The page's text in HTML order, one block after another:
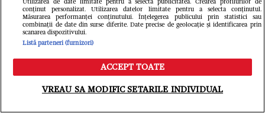
”De ce nu m-a luat Dumnezeu pe
mine?”. Mitică Dragomir, dezvăluiri
cutremurătoare despre moartea
fiului său cel mare
GSP.ro
Meniu Caută
conținut personalizat. Utilizarea datelor limitate pentru a selecta conținutul.
Măsurarea performanței conținutului. Înțelegerea publicului prin statistici sau
combinații de date din surse diferite. Date precise de geolocație și identificarea prin
scanarea dispozitivului.
Listă parteneri (furnizori)
ACCEPT TOATE
VREAU SA MODIFIC SETARILE INDIVIDUAL